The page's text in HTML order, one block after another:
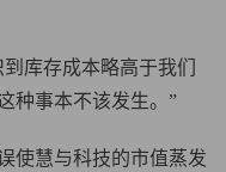
库存成本略高于我们
种事本不该发生。”
使慧与科技的市值蒸发